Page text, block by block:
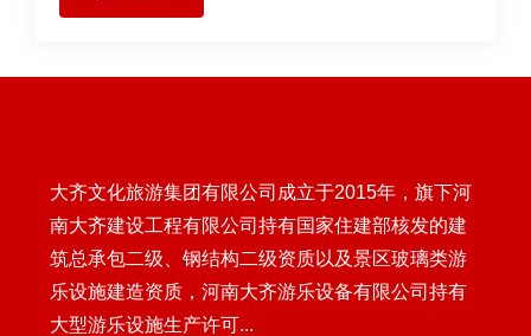
大齐文化旅游集团有限公司成立于2015年，旗下河
南大齐建设工程有限公司持有国家住建部核发的建
筑总承包二级、钢结构二级资质以及景区玻璃类游
乐设施建造资质，河南大齐游乐设备有限公司持有
大型游乐设施生产许可...